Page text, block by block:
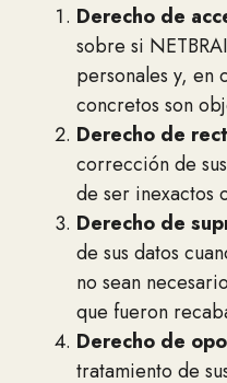
Derecho de
sobre si
personales y, en
concretos son
Derecho de
corrección de
de ser inexactos
Derecho de
de sus datos
no sean
que fueron
Derecho de
tratamiento de